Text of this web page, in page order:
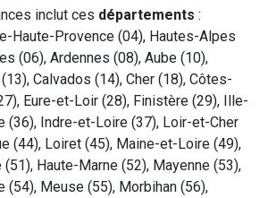
inclut ces départements :
Haute-Provence (04), Hautes-Alpes
(06), Ardennes (08), Aube (10),
Calvados (14), Cher (18), Côtes-
Eure-et-Loir (28), Finistère (29), Ille-
(36), Indre-et-Loire (37), Loir-et-Cher
(44), Loiret (45), Maine-et-Loire (49),
(51), Haute-Marne (52), Mayenne (53),
Meuse (55), Morbihan (56),